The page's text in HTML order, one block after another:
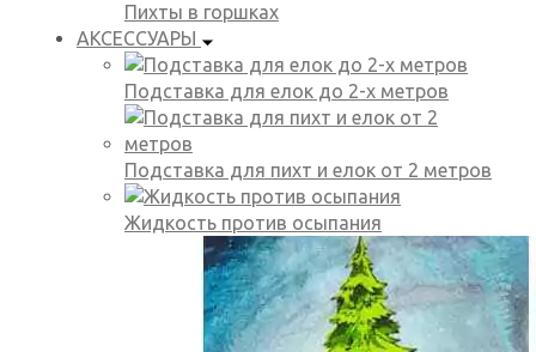
Пихты в горшках
АКСЕССУАРЫ
Подставка для елок до 2-х метров
Подставка для пихт и елок от 2 метров
Жидкость против осыпания